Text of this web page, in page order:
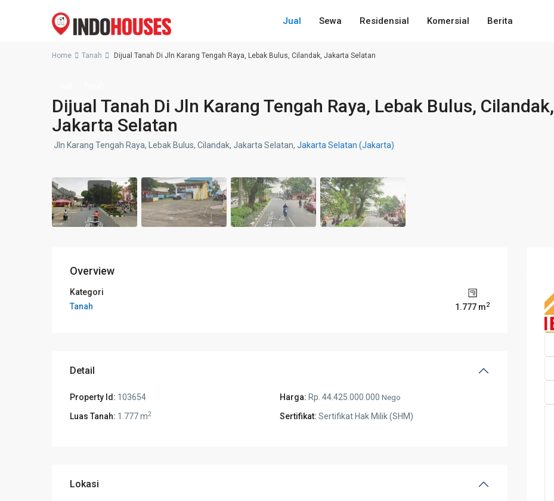
Jual Sewa Residensial Komersial Berita
Home Tanah Dijual Tanah Di Jln Karang Tengah Raya, Lebak Bulus, Cilandak, Jakarta Selatan
Dijual Tanah Di Jln Karang Tengah Raya, Lebak Bulus, Cilandak,
Jakarta Selatan
Jln Karang Tengah Raya, Lebak Bulus, Cilandak, Jakarta Selatan, Jakarta Selatan (Jakarta)
Overview
Kategori
Tanah
1.777 m2
Detail
Property Id: 103654 Harga: Rp. 44.425.000.000 Nego
Luas Tanah: 1.777 m2 Sertifikat: Sertifikat Hak Milik (SHM)
Lokasi